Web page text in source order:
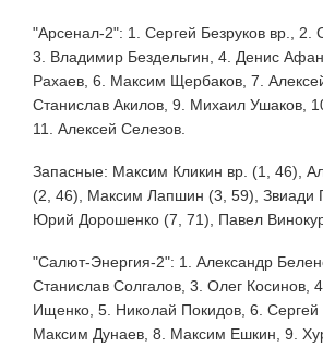
"Арсенал-2": 1. Сергей Безруков вр., 2.
3. Владимир Бездельгин, 4. Денис
Рахаев, 6. Максим Щербаков, 7.
Станислав Акилов, 9. Михаил Ушаков,
11. Алексей Селезов.
Запасные: Максим Кликин вр. (1, 46),
(2, 46), Максим Лапшин (3, 59), Звиади
Юрий Дорошенко (7, 71), Павел
"Салют-Энергия-2": 1. Александр
Станислав Солгалов, 3. Олег Косинов,
Ищенко, 5. Николай Покидов, 6. Сергей
Максим Дунаев, 8. Максим Ешкин, 9.